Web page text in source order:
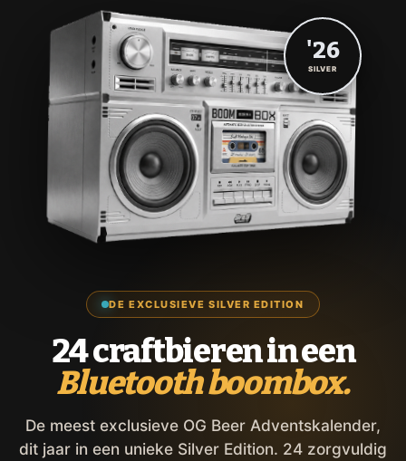
DE EXCLUSIEVE SILVER EDITION
24 craftbieren in een
Bluetooth boombox.
De meest exclusieve OG Beer Adventskalender,
dit jaar in een unieke Silver Edition. 24 zorgvuldig
'26
SILVER